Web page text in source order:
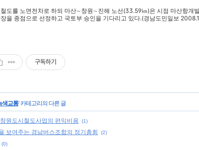
도를 노면전차로 하되 마산∼창원∼진해 노선(33.59㎞)은 시점 마산항개
장을 종점으로 선정하고 국토부 승인을 기다리고 있다.(경남도민일보
구독하기
색교통' 카테고리의 다른 글
원도시철도사업의 편익비용 (1)
보여주는 경남버스조합의 정기총회 (2)
(0)